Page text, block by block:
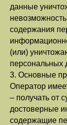
данные
содержания
(или)
персональных
3. Основные
Оператор
– получать от
достоверные
содержащие